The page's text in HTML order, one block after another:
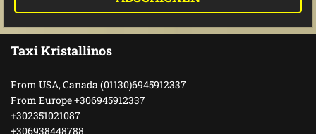
Taxi Kristallinos
From USA, Canada (01130)6945912337
From Europe +306945912337
+302351021087
+306938448788